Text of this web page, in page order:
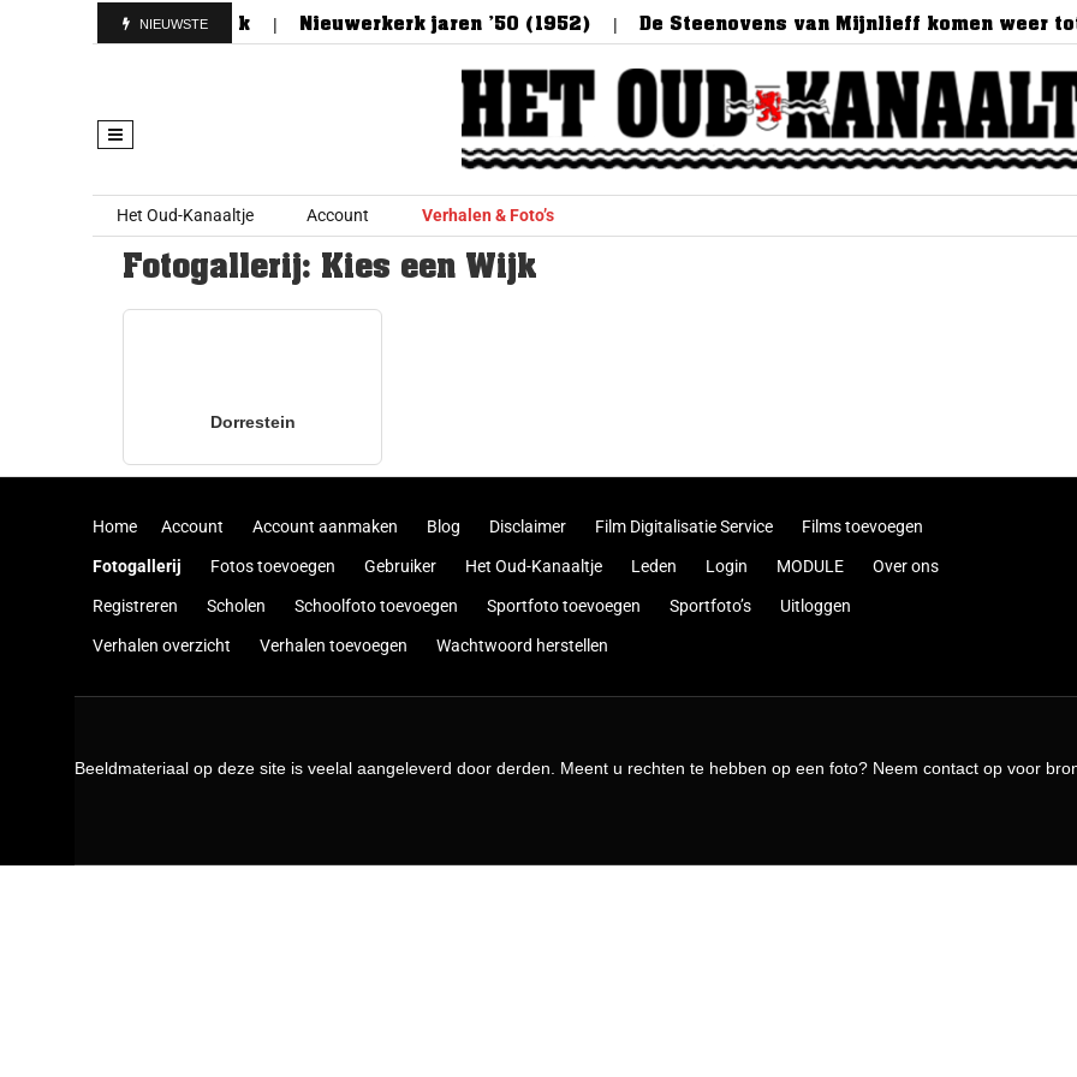
NIEUWSTE
van Nieuwerkerk Nieuwerkerk jaren ’50 (1952) De Steenovens van Mijnlieff komen weer
Skip to content
Het Oud-Kanaaltje Account Verhalen & Foto’s
Fotogallerij: Kies een Wijk
Dorrestein
Home Account Account aanmaken Blog Disclaimer Film Digitalisatie Service Films toevoegen
Fotogallerij Fotos toevoegen Gebruiker Het Oud-Kanaaltje Leden Login MODULE Over ons
Registreren Scholen Schoolfoto toevoegen Sportfoto toevoegen Sportfoto’s Uitloggen
Verhalen overzicht Verhalen toevoegen Wachtwoord herstellen
Beeldmateriaal op deze site is veelal aangeleverd door derden. Meent u rechten te hebben op een foto? Neem contact op voor